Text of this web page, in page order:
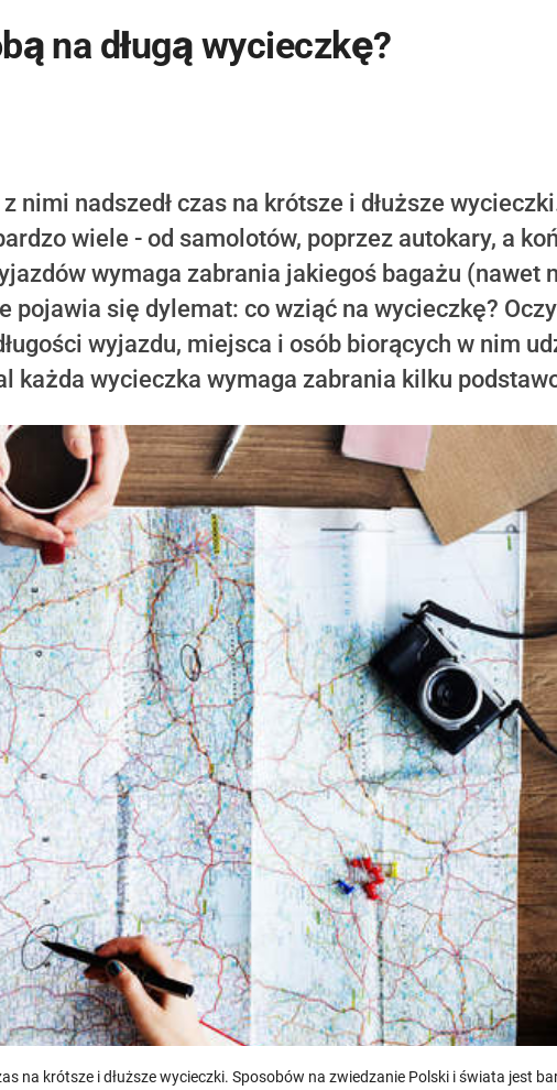
na długą wycieczkę?
nimi nadszedł czas na krótsze i dłuższe
wiele - od samolotów, poprzez autokary, a
wymaga zabrania jakiegoś bagażu (nawet
pojawia się dylemat: co wziąć na wycieczkę?
wyjazdu, miejsca i osób biorących w nim
każda wycieczka wymaga zabrania kilku
na krótsze i dłuższe wycieczki. Sposobów na zwiedzanie Polski i świata jest